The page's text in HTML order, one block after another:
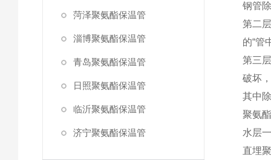
菏泽聚氨酯保温管
淄博聚氨酯保温管
青岛聚氨酯保温管
日照聚氨酯保温管
临沂聚氨酯保温管
济宁聚氨酯保温管
钢管
第二
的“管
第三
破坏
其中
聚氨
水层
直埋